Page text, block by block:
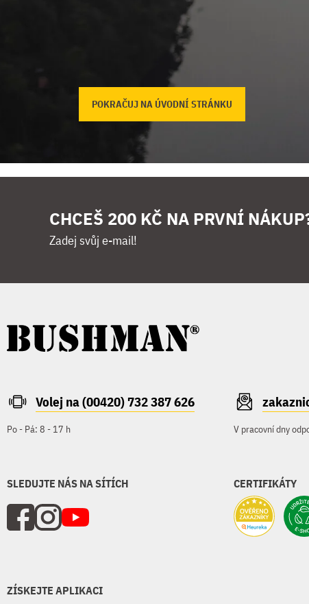
POKRAČUJ NA ÚVODNÍ STRÁNKU
CHCEŠ 200 KČ NA PRVNÍ
Zadej svůj e-mail!
Volej na (00420) 732 387 626
Po - Pá: 8 - 17 h V pracovní dny
SLEDUJTE NÁS NA SÍTÍCH CERTIFIKÁTY
ZÍSKEJTE APLIKACI